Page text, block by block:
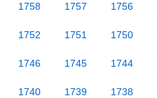
1758 1757 1756
1752 1751 1750
1746 1745 1744
1740 1739 1738